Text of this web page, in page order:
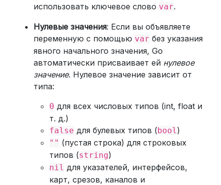
использовать ключевое слово var.
Нулевые значения: Если вы объявляете
переменную с помощью var без указания
явного начального значения, Go
автоматически присваивает ей нулевое
значение. Нулевое значение зависит от
типа:
0 для всех числовых типов (int, float и
т. д.)
false для булевых типов (bool)
"" (пустая строка) для строковых
типов (string)
nil для указателей, интерфейсов,
карт, срезов, каналов и